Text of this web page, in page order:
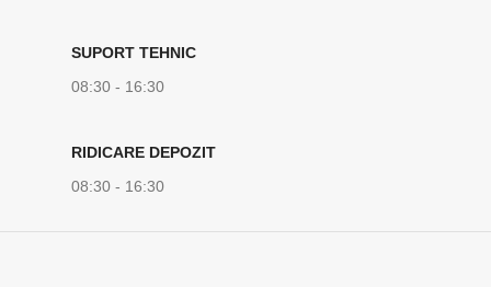
SUPORT TEHNIC
08:30 - 16:30
RIDICARE DEPOZIT
08:30 - 16:30